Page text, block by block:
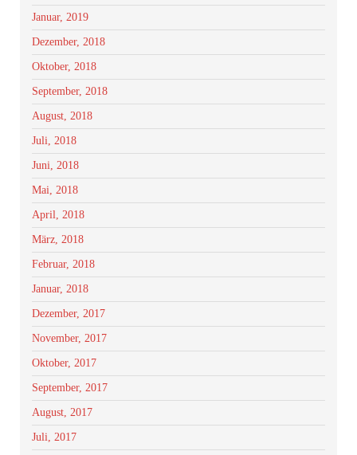
Januar, 2019
Dezember, 2018
Oktober, 2018
September, 2018
August, 2018
Juli, 2018
Juni, 2018
Mai, 2018
April, 2018
März, 2018
Februar, 2018
Januar, 2018
Dezember, 2017
November, 2017
Oktober, 2017
September, 2017
August, 2017
Juli, 2017